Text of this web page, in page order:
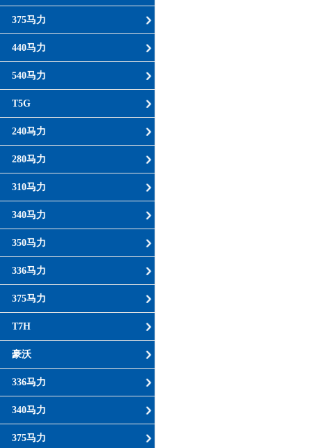
375马力
440马力
540马力
T5G
240马力
280马力
310马力
340马力
350马力
336马力
375马力
T7H
豪沃
336马力
340马力
375马力